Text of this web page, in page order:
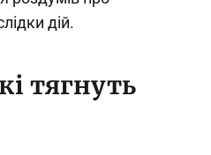
дій.
тягнуть